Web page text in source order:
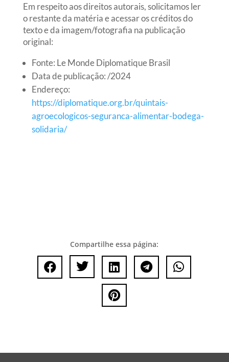
Em respeito aos direitos autorais, solicitamos ler
o restante da matéria e acessar os créditos do
texto e da imagem/fotografia na publicação
original:
Fonte: Le Monde Diplomatique Brasil
Data de publicação: /2024
Endereço:
https://diplomatique.org.br/quintais-
agroecologicos-seguranca-alimentar-bodega-
solidaria/
Compartilhe essa página:
    
